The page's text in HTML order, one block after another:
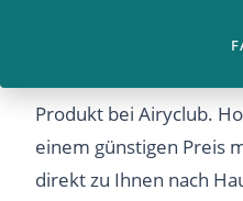
Weste Abdeckung
Produkt bei Airyclub.
einem günstigen Preis
direkt zu Ihnen nach